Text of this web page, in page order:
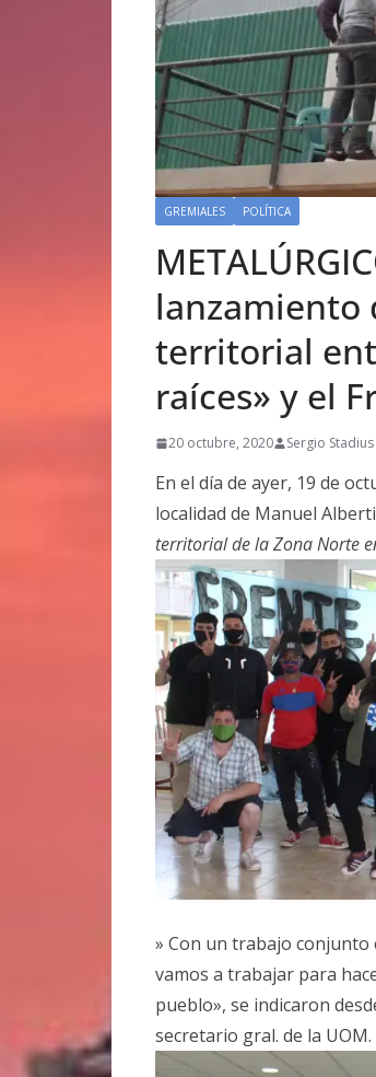
GREMIALES POLÍTICA
lanzamiento
territorial
raíces» y el
20 octubre, 2020 Sergio Stadius
En el día de ayer, 19 de
localidad de Manuel
territorial de la Zona Norte
» Con un trabajo conjunto
vamos a trabajar para
pueblo», se indicaron
secretario gral. de la